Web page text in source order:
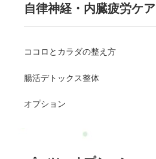
自律神経・内臓疲労ケア
ココロとカラダの整え方
腸活デトックス整体
オプション